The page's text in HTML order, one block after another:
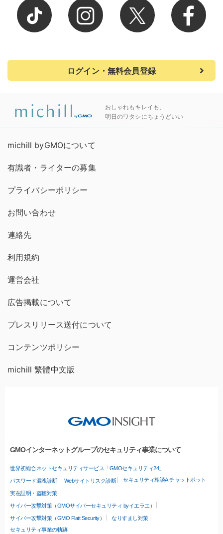
ログイン・無料会員登録
おしゃれもキレイも、
明日のワタシにちょうどいい
michill byGMOについて
有識者・ライターの募集
プライバシーポリシー
お問い合わせ
連絡先
利用規約
運営会社
広告掲載について
プレスリリース送付について
コンテンツポリシー
michill 繁體中文版
GMOインターネットグループのセキュリティ事業について
世界初総合ネットセキュリティサービス「GMOセキュリティ24」
パスワード漏洩診断 Webサイトリスク診断 セキュリティ相談AIチャットボット
実在証明・盗聴対策
サイバー攻撃対策（GMOサイバーセキュリティ byイエラエ）
サイバー攻撃対策（GMO Flatt Security）
なりすまし対策
セキュリティ事業の軌跡